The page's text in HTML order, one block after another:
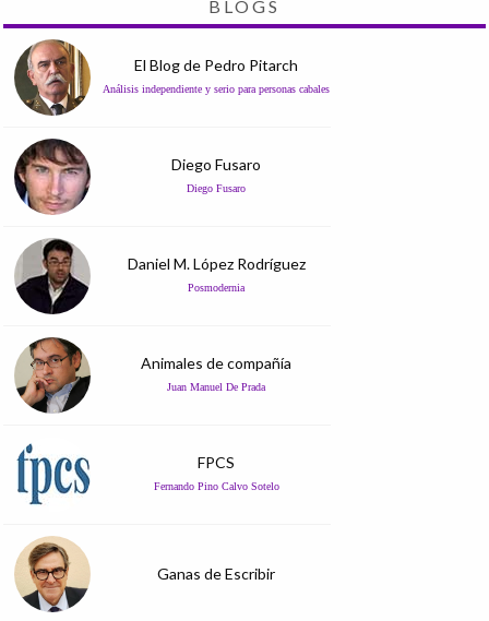
BLOGS
El Blog de Pedro Pitarch
Análisis independiente y serio para personas cabales
Diego Fusaro
Diego Fusaro
Daniel M. López Rodríguez
Posmodernia
Animales de compañía
Juan Manuel De Prada
FPCS
Fernando Pino Calvo Sotelo
Ganas de Escribir